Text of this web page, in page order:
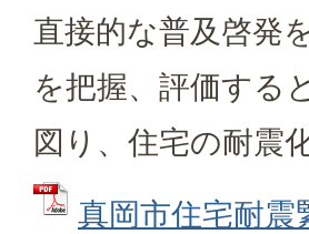
直接的な普及啓発
を把握、評価する
図り、住宅の耐震
真岡市住宅耐